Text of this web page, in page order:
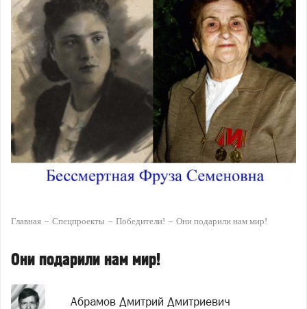
Главная Спецпроекты Победители! Они подарили нам мир!
Они подарили нам мир!
Абрамов Дмитрий Дмитриевич